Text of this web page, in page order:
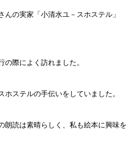
んの実家「小清水ユ－スホステル」
際によく訪れました。
ホステルの手伝いをしていました。
朗読は素晴らしく、私も絵本に興味を